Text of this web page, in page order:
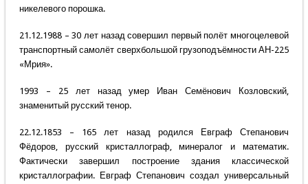
никелевого порошка.
21.12.1988 – 30 лет назад совершил первый полёт многоцелевой
транспортный самолёт сверхбольшой грузоподъёмности АН-225
«Мрия».
1993 – 25 лет назад умер Иван Семёнович Козловский,
знаменитый русский тенор.
22.12.1853 – 165 лет назад родился Евграф Степанович
Фёдоров, русский кристаллограф, минералог и математик.
Фактически завершил построение здания классической
кристаллографии. Евграф Степанович создал универсальный